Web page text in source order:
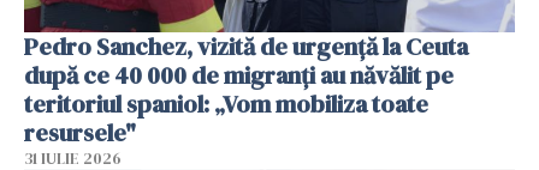
Pedro Sanchez, vizită de urgență la Ceuta
după ce 40 000 de migranți au năvălit pe
teritoriul spaniol: „Vom mobiliza toate
resursele"
31 IULIE 2026